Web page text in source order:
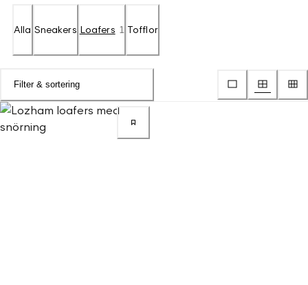
Alla Sneakers Loafers 1 Tofflor
Filter & sortering